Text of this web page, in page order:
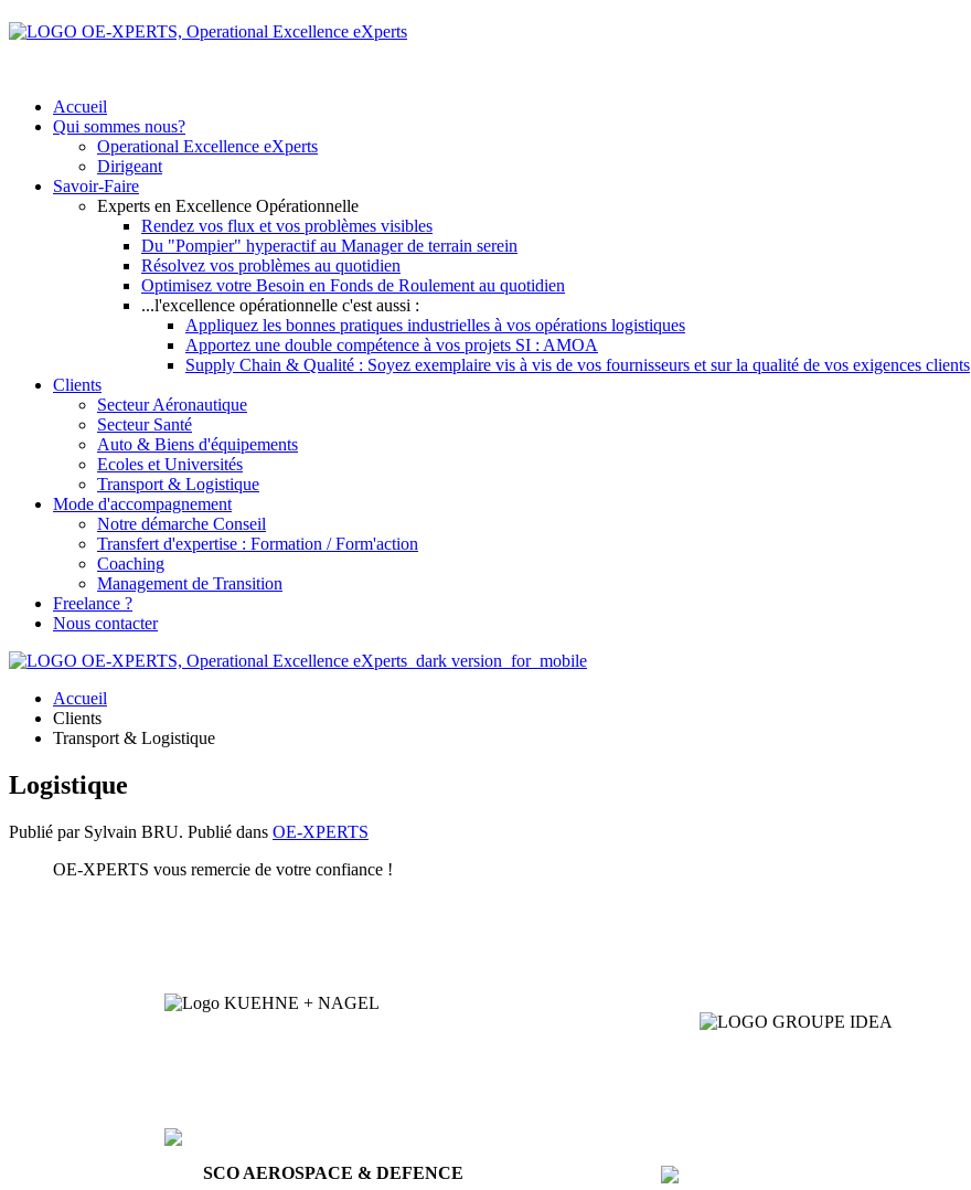
Accueil
Qui sommes nous?
Operational Excellence eXperts
Dirigeant
Savoir-Faire
Experts en Excellence Opérationnelle
Rendez vos flux et vos problèmes visibles
Du "Pompier" hyperactif au Manager de terrain serein
Résolvez vos problèmes au quotidien
Optimisez votre Besoin en Fonds de Roulement au quotidien
...l'excellence opérationnelle c'est aussi :
Appliquez les bonnes pratiques industrielles à vos opérations logistiques
Apportez une double compétence à vos projets SI : AMOA
Supply Chain & Qualité : Soyez exemplaire vis à vis de vos fournisseurs et sur la qualité de vos exigences clients
Clients
Secteur Aéronautique
Secteur Santé
Auto & Biens d'équipements
Ecoles et Universités
Transport & Logistique
Mode d'accompagnement
Notre démarche Conseil
Transfert d'expertise : Formation / Form'action
Coaching
Management de Transition
Freelance ?
Nous contacter
Accueil
Clients
Transport & Logistique
Logistique
Publié par Sylvain BRU. Publié dans OE-XPERTS
OE-XPERTS vous remercie de votre confiance !
SCO AEROSPACE & DEFENCE